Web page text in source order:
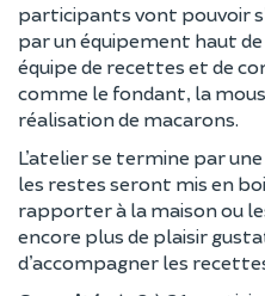
participants vont pouvoir
par un équipement haut
équipe de recettes et de
comme le fondant, la
réalisation de macarons.
L’atelier se termine par
les restes seront mis en
rapporter à la maison ou
encore plus de plaisir
d’accompagner les